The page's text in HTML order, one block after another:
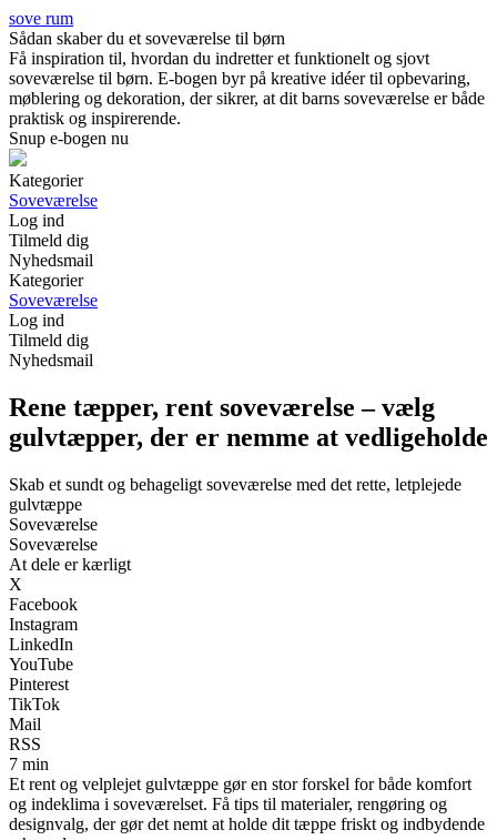
sove rum
Sådan skaber du et soveværelse til børn
Få inspiration til, hvordan du indretter et funktionelt og sjovt
soveværelse til børn. E-bogen byr på kreative idéer til opbevaring,
møblering og dekoration, der sikrer, at dit barns soveværelse er både
praktisk og inspirerende.
Snup e-bogen nu
Kategorier
Soveværelse
Log ind
Tilmeld dig
Nyhedsmail
Kategorier
Soveværelse
Log ind
Tilmeld dig
Nyhedsmail
Rene tæpper, rent soveværelse – vælg
gulvtæpper, der er nemme at vedligeholde
Skab et sundt og behageligt soveværelse med det rette, letplejede
gulvtæppe
Soveværelse
Soveværelse
At dele er kærligt
X
Facebook
Instagram
LinkedIn
YouTube
Pinterest
TikTok
Mail
RSS
7 min
Et rent og velplejet gulvtæppe gør en stor forskel for både komfort
og indeklima i soveværelset. Få tips til materialer, rengøring og
designvalg, der gør det nemt at holde dit tæppe friskt og indbydende